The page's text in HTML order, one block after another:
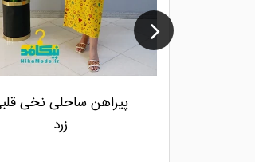
پیراهن ساحلی نخی
زرد